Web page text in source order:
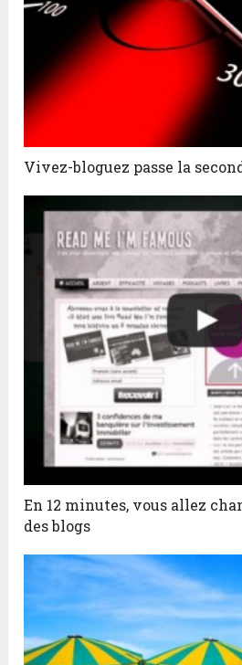
Vivez-bloguez passe la
En 12 minutes, vous allez
des blogs